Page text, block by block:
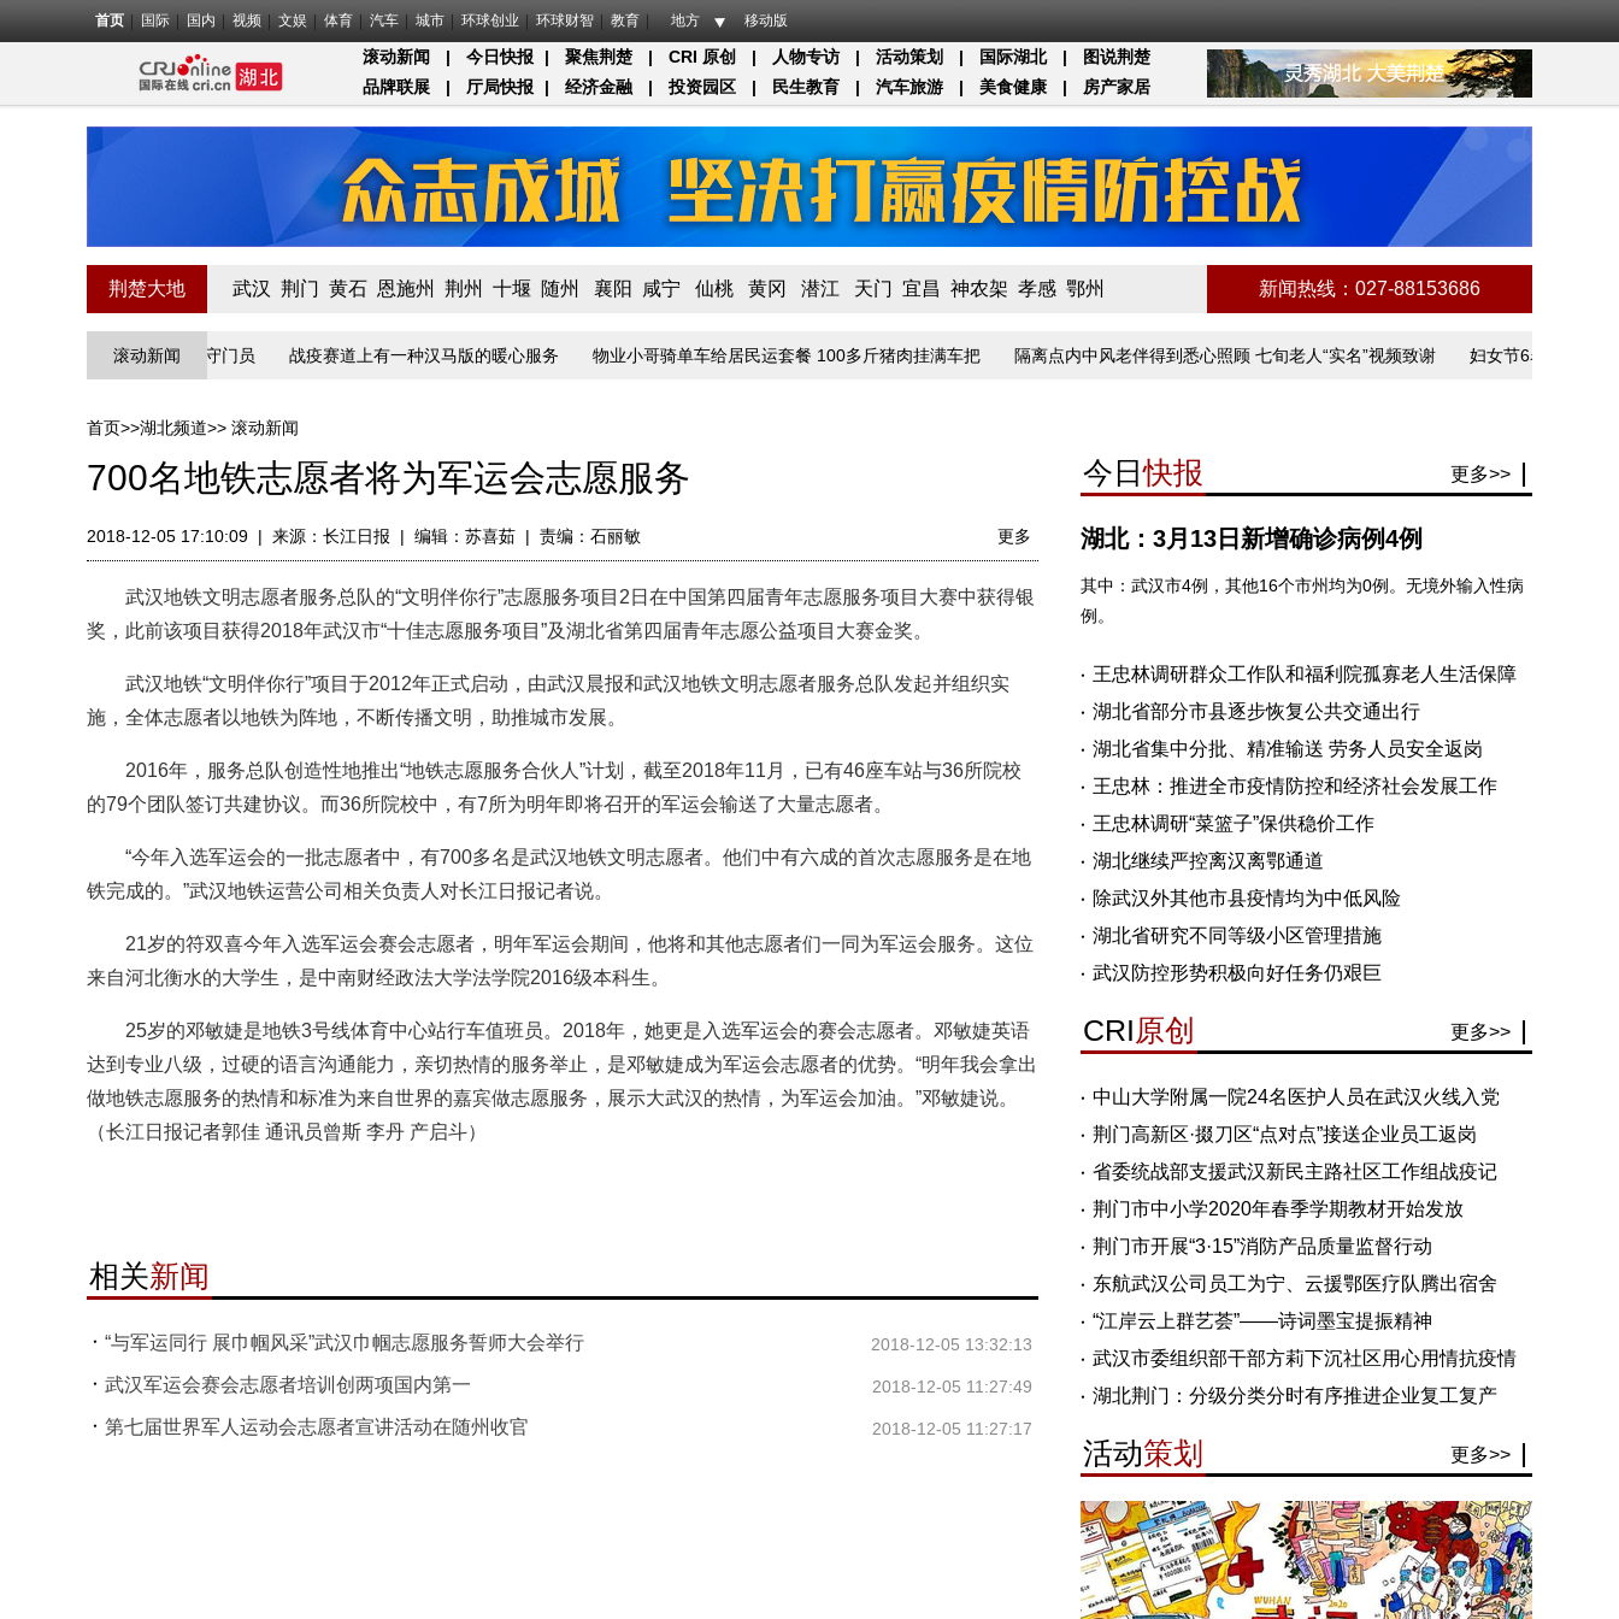
首页 国际 国内 视频 文娱 体育 汽车 城市 环球创业 环球财智 教育 地方 移动版
滚动新闻 | 今日快报 | 聚焦荆楚 | CRI 原创 | 人物专访 | 活动策划 | 国际湖北 |
图说荆楚
品牌联展
| 厅局快报 | 经济金融 | 投资园区 | 民生教育 | 汽车旅游 | 美食健康 | 房产家居
荆楚大地 武汉 荆门 黄石 恩施州 荆州 十堰 随州 襄阳 咸宁 仙桃 黄冈 潜江 天门 宜昌 神农架 孝感 鄂州 新闻热线：027-88153686
滚动新闻
入湖北第一关的“疫”线守门员 战疫赛道上有一种汉马版的暖心服务 物业小哥骑单车给居民运套餐 100多斤猪肉挂满车把 隔离点内中风老伴得到悉心照顾 七旬老人“实名”视频致谢 妇女节6名一线工作者
首页>>湖北频道>> 滚动新闻
700名地铁志愿者将为军运会志愿服务
2018-12-05 17:10:09 | 来源： 长江日报 | 编辑：苏喜茹 | 责编：石丽敏 更多
武汉地铁文明志愿者服务总队的“文明伴你行”志愿服务项目2日在中国第四届青年志愿服务项目大赛中获得银
奖，此前该项目获得2018年武汉市“十佳志愿服务项目”及湖北省第四届青年志愿公益项目大赛金奖。
武汉地铁“文明伴你行”项目于2012年正式启动，由武汉晨报和武汉地铁文明志愿者服务总队发起并组织实
施，全体志愿者以地铁为阵地，不断传播文明，助推城市发展。
2016年，服务总队创造性地推出“地铁志愿服务合伙人”计划，截至2018年11月，已有46座车站与36所院校
的79个团队签订共建协议。而36所院校中，有7所为明年即将召开的军运会输送了大量志愿者。
“今年入选军运会的一批志愿者中，有700多名是武汉地铁文明志愿者。他们中有六成的首次志愿服务是在地
铁完成的。”武汉地铁运营公司相关负责人对长江日报记者说。
21岁的符双喜今年入选军运会赛会志愿者，明年军运会期间，他将和其他志愿者们一同为军运会服务。这位
来自河北衡水的大学生，是中南财经政法大学法学院2016级本科生。
25岁的邓敏婕是地铁3号线体育中心站行车值班员。2018年，她更是入选军运会的赛会志愿者。邓敏婕英语
达到专业八级，过硬的语言沟通能力，亲切热情的服务举止，是邓敏婕成为军运会志愿者的优势。“明年我会拿出
做地铁志愿服务的热情和标准为来自世界的嘉宾做志愿服务，展示大武汉的热情，为军运会加油。”邓敏婕说。
（长江日报记者郭佳 通讯员曾斯 李丹 产启斗）
相关新闻
“与军运同行 展巾帼风采”武汉巾帼志愿服务誓师大会举行 2018-12-05 13:32:13
武汉军运会赛会志愿者培训创两项国内第一 2018-12-05 11:27:49
第七届世界军人运动会志愿者宣讲活动在随州收官 2018-12-05 11:27:17
今日快报 更多>>
湖北：3月13日新增确诊病例4例
其中：武汉市4例，其他16个市州均为0例。无境外输入性病
例。
王忠林调研群众工作队和福利院孤寡老人生活保障
湖北省部分市县逐步恢复公共交通出行
湖北省集中分批、精准输送 劳务人员安全返岗
王忠林：推进全市疫情防控和经济社会发展工作
王忠林调研“菜篮子”保供稳价工作
湖北继续严控离汉离鄂通道
除武汉外其他市县疫情均为中低风险
湖北省研究不同等级小区管理措施
武汉防控形势积极向好任务仍艰巨
CRI原创 更多>>
中山大学附属一院24名医护人员在武汉火线入党
荆门高新区·掇刀区“点对点”接送企业员工返岗
省委统战部支援武汉新民主路社区工作组战疫记
荆门市中小学2020年春季学期教材开始发放
荆门市开展“3·15”消防产品质量监督行动
东航武汉公司员工为宁、云援鄂医疗队腾出宿舍
“江岸云上群艺荟”——诗词墨宝提振精神
武汉市委组织部干部方莉下沉社区用心用情抗疫情
湖北荆门：分级分类分时有序推进企业复工复产
活动策划 更多>>